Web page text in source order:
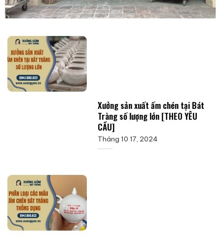
Xưởng sản xuất ấm chén tại Bát
Tràng số lượng lớn [THEO YÊU
CẦU]
Tháng 10 17, 2024